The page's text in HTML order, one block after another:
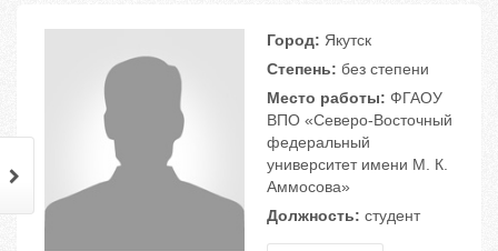
Город: Якутск
Степень: без степени
Место работы: ФГАОУ
ВПО «Северо-Восточный
федеральный
университет имени М. К.
Аммосова»
Должность: студент